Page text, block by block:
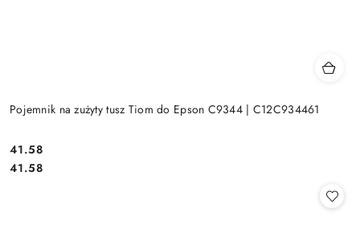
Pojemnik na zużyty tusz Tiom do Epson C9344 | C12C934461
Cena:
41.58
Cena:
41.58